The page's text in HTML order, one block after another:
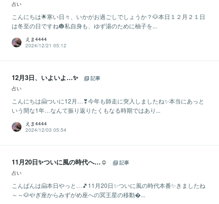
占い
こんにちは🌟寒い日々、いかがお過ごしでしょうか？🐶本日１２月２１日
は冬至の日ですね🎃私自身も、ゆず湯のために柚子を...
えま4444
2024/12/21 05:12
12月3日、いよいよ…✨
記事
占い
こんにちは🤗ついに12月…❣今年も師走に突入しましたね✨本当にあっと
いう間な1年…なんて振り返りたくもなる時期ではあり...
えま4444
2024/12/03 05:54
11月20日✨ついに風の時代へ…☺
記事
占い
こんばんは🤗本日やっと…🎵11月20日✨ついに風の時代本番✨きましたね
～～🐶やぎ座からみずがめ座への冥王星の移動...